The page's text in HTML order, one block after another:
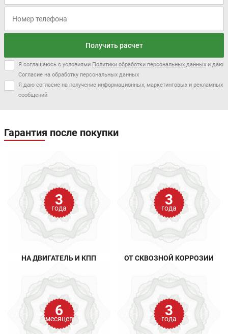
Получить расчет
Я соглашаюсь с условиями Политики обработки персональных данных и даю
Согласие на обработку персональных данных
Я даю согласие на получение информационных, маркетинговых и рекламных
сообщений
Гарантия после покупки
3
года
НА ДВИГАТЕЛЬ И КПП
3
года
ОТ СКВОЗНОЙ КОРРОЗИИ
6
месяцев 3
года